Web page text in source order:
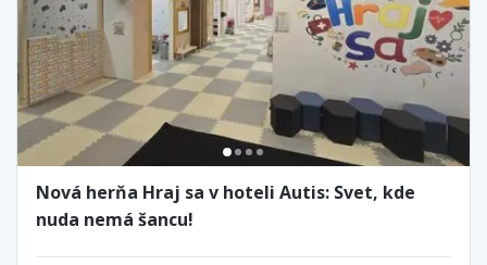
Nová herňa Hraj sa v hoteli Autis: Svet, kde
nuda nemá šancu!